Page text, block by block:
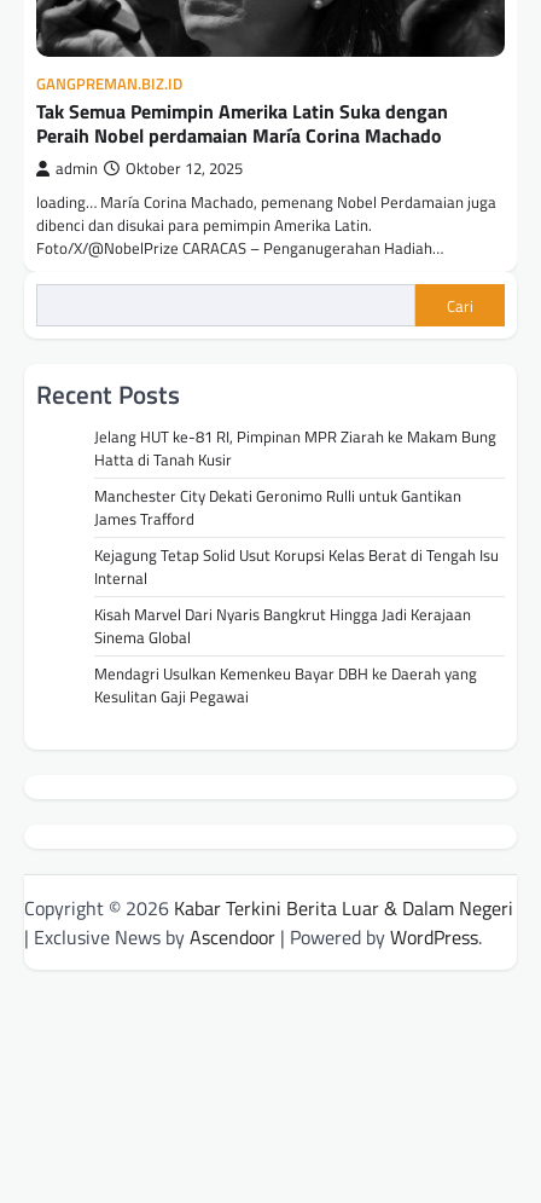
GANGPREMAN.BIZ.ID
Tak Semua Pemimpin Amerika Latin Suka dengan
Peraih Nobel perdamaian María Corina Machado
admin Oktober 12, 2025
loading… María Corina Machado, pemenang Nobel Perdamaian juga
dibenci dan disukai para pemimpin Amerika Latin.
Foto/X/@NobelPrize CARACAS – Penganugerahan Hadiah…
Cari
Recent Posts
Jelang HUT ke-81 RI, Pimpinan MPR Ziarah ke Makam Bung
Hatta di Tanah Kusir
Manchester City Dekati Geronimo Rulli untuk Gantikan
James Trafford
Kejagung Tetap Solid Usut Korupsi Kelas Berat di Tengah Isu
Internal
Kisah Marvel Dari Nyaris Bangkrut Hingga Jadi Kerajaan
Sinema Global
Mendagri Usulkan Kemenkeu Bayar DBH ke Daerah yang
Kesulitan Gaji Pegawai
Copyright © 2026 Kabar Terkini Berita Luar & Dalam Negeri
| Exclusive News byAscendoor | Powered byWordPress.